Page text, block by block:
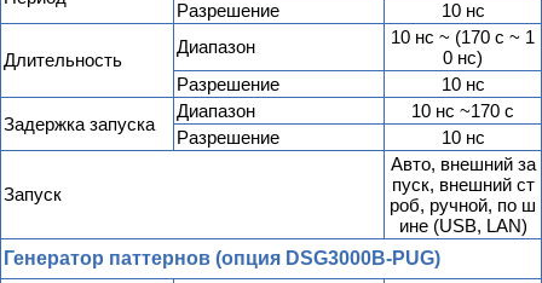
Разрешение
10 нс
Длительность
Диапазон
10 нс ~ (170 с ~ 1
0 нс)
Разрешение
10 нс
Задержка запуска
Диапазон
10 нс ~170 с
Разрешение
10 нс
Запуск
Авто, внешний за
пуск, внешний ст
роб, ручной, по ш
ине (USB, LAN)
Генератор паттернов (опция DSG3000B-PUG)